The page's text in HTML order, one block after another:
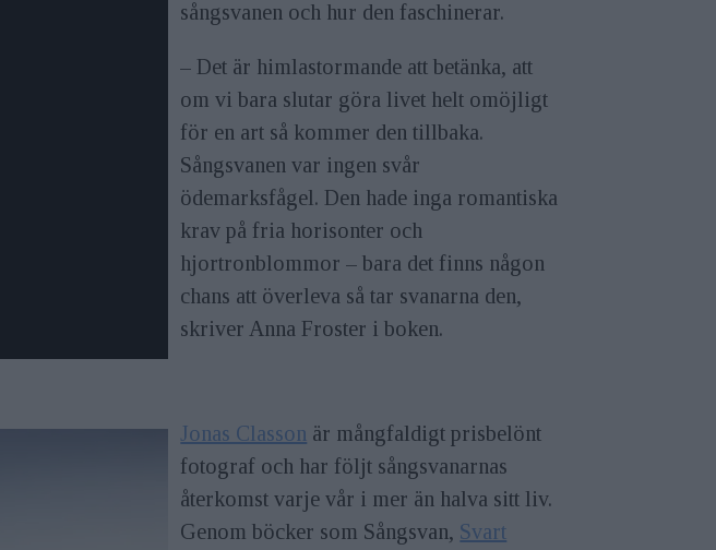
sångsvanen och hur den faschinerar.
– Det är himlastormande att betänka, att
om vi bara slutar göra livet helt omöjligt
för en art så kommer den tillbaka.
Sångsvanen var ingen svår
ödemarksfågel. Den hade inga romantiska
krav på fria horisonter och
hjortronblommor – bara det finns någon
chans att överleva så tar svanarna den,
skriver Anna Froster i boken.
Jonas Classon är mångfaldigt prisbelönt
fotograf och har följt sångsvanarnas
återkomst varje vår i mer än halva sitt liv.
Genom böcker som Sångsvan, Svart